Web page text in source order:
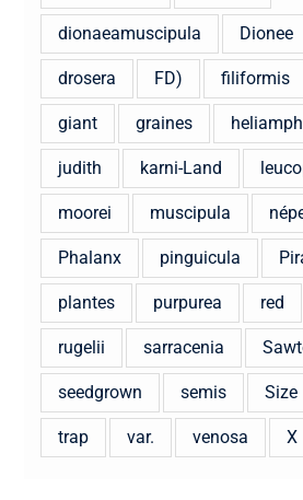
dionaeamuscipula Dionee
drosera FD) filiformis
giant graines
judith karni-Land
moorei muscipula
Phalanx pinguicula
plantes purpurea red
rugelii sarracenia
seedgrown semis Size
trap var. venosa X